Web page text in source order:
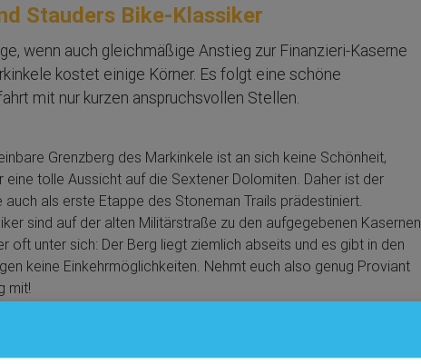
Stauders Bike-Klassiker
wenn auch gleichmäßige Anstieg zur Finanzieri-Kaserne
kostet einige Körner. Es folgt eine schöne
mit nur kurzen anspruchsvollen Stellen.
Grenzberg des Markinkele ist an sich keine Schönheit,
eine tolle Aussicht auf die Sextener Dolomiten. Daher ist der
auch als erste Etappe des Stoneman Trails prädestiniert.
sind auf der alten Militärstraße zu den aufgegebenen Kasernen
oft unter sich: Der Berg liegt ziemlich abseits und es gibt in den
keine Einkehrmöglichkeiten. Nehmt euch also genug Proviant
mit!